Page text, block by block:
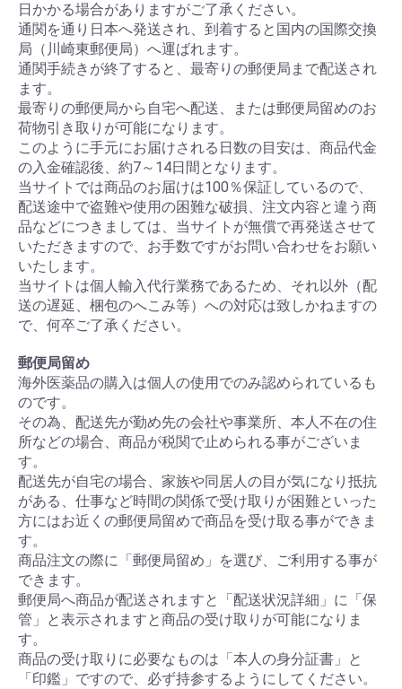
日かかる場合がありますがご了承ください。
通関を通り日本へ発送され、到着すると国内の国際交換
局（川崎東郵便局）へ運ばれます。
通関手続きが終了すると、最寄りの郵便局まで配送され
ます。
最寄りの郵便局から自宅へ配送、または郵便局留めのお
荷物引き取りが可能になります。
このように手元にお届けされる日数の目安は、商品代金
の入金確認後、約7～14日間となります。
当サイトでは商品のお届けは100％保証しているので、
配送途中で盗難や使用の困難な破損、注文内容と違う商
品などにつきましては、当サイトが無償で再発送させて
いただきますので、お手数ですがお問い合わせをお願い
いたします。
当サイトは個人輸入代行業務であるため、それ以外（配
送の遅延、梱包のへこみ等）への対応は致しかねますの
で、何卒ご了承ください。
郵便局留め
海外医薬品の購入は個人の使用でのみ認められているも
のです。
その為、配送先が勤め先の会社や事業所、本人不在の住
所などの場合、商品が税関で止められる事がございま
す。
配送先が自宅の場合、家族や同居人の目が気になり抵抗
がある、仕事など時間の関係で受け取りが困難といった
方にはお近くの郵便局留めで商品を受け取る事ができま
す。
商品注文の際に「郵便局留め」を選び、ご利用する事が
できます。
郵便局へ商品が配送されますと「配送状況詳細」に「保
管」と表示されますと商品の受け取りが可能になりま
す。
商品の受け取りに必要なものは「本人の身分証書」と
「印鑑」ですので、必ず持参するようにしてください。